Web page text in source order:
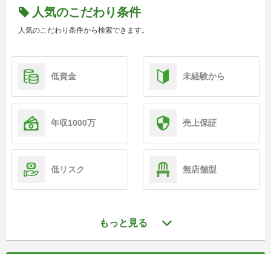
人気のこだわり条件
人気のこだわり条件から検索できます。
低資金 未経験から
年収1000万 売上保証
低リスク 無店舗型
もっと見る